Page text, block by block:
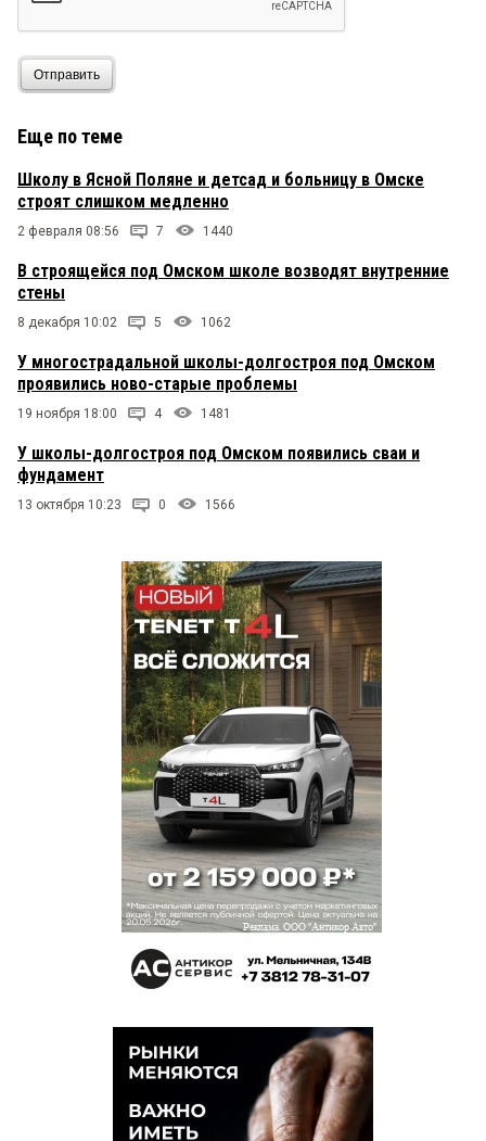
Отправить
Еще по теме
Школу в Ясной Поляне и детсад и больницу в Омске
строят слишком медленно
2 февраля 08:56 7 1440
В строящейся под Омском школе возводят внутренние
стены
8 декабря 10:02 5 1062
У многострадальной школы-долгостроя под Омском
проявились ново-старые проблемы
19 ноября 18:00 4 1481
У школы-долгостроя под Омском появились сваи и
фундамент
13 октября 10:23 0 1566